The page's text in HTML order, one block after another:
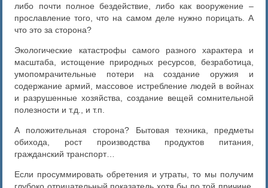
либо почти полное бездействие, либо как вооружение –
прославление того, что на самом деле нужно порицать. А
что это за сторона?
Экологические катастрофы самого разного характера и
масштаба, истощение природных ресурсов, безработица,
умопомрачительные потери на создание оружия и
содержание армий, массовое истребление людей в войнах
и разрушенные хозяйства, создание вещей сомнительной
полезности и т.д., и т.п.
А положительная сторона? Бытовая техника, предметы
обихода, рост производства продуктов питания,
гражданский транспорт…
Если просуммировать обретения и утраты, то мы получим
глубоко отрицательный показатель хотя бы по той причине,